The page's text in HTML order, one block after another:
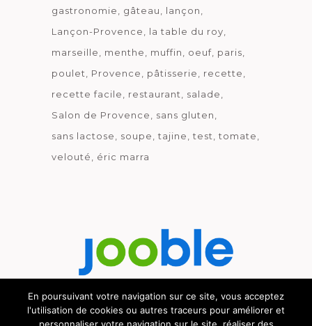
gastronomie
gâteau
lançon
Lançon-Provence
la table du roy
marseille
menthe muffin oeuf paris
poulet
Provence pâtisserie
recette
recette facile
restaurant
salade
Salon de Provence
sans gluten
sans lactose
soupe tajine test tomate
velouté
éric marra
Découvrez le métier de la cuisine.
En poursuivant votre navigation sur ce site, vous acceptez
l'utilisation de cookies ou autres traceurs pour améliorer et